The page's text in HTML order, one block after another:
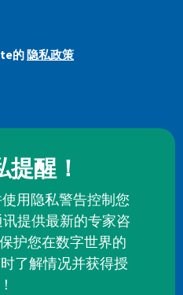
的 隐私政策
醒！
用隐私警告控制您
提供最新的专家咨
护您在数字世界的
了解情况并获得授